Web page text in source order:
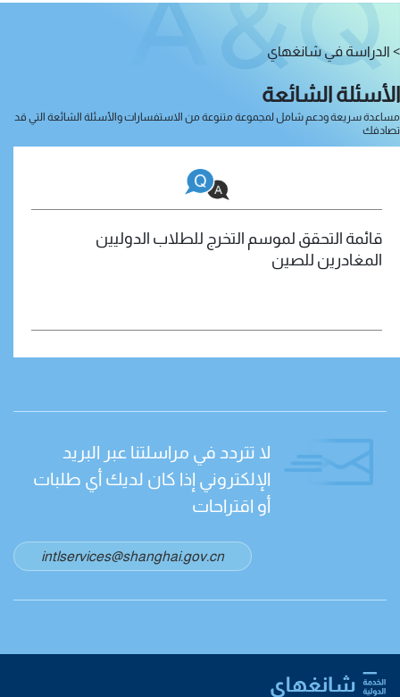
> الدراسة في شانغهاي
الأسئلة الشائعة
مساعدة سريعة ودعم شامل لمجموعة متنوعة من الاستفسارات والأسئلة الشائعة التي قد
تصادفك
قائمة التحقق لموسم التخرج للطلاب الدوليين
المغادرين للصين
لا تتردد في مراسلتنا عبر البريد
الإلكتروني إذا كان لديك أي طلبات
أو اقتراحات
intlservices@shanghai.gov.cn